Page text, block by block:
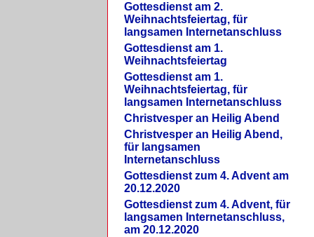
Gottesdienst am 2.
Weihnachtsfeiertag, für
langsamen Internetanschluss
Gottesdienst am 1.
Weihnachtsfeiertag
Gottesdienst am 1.
Weihnachtsfeiertag, für
langsamen Internetanschluss
Christvesper an Heilig Abend
Christvesper an Heilig Abend,
für langsamen
Internetanschluss
Gottesdienst zum 4. Advent am
20.12.2020
Gottesdienst zum 4. Advent, für
langsamen Internetanschluss,
am 20.12.2020